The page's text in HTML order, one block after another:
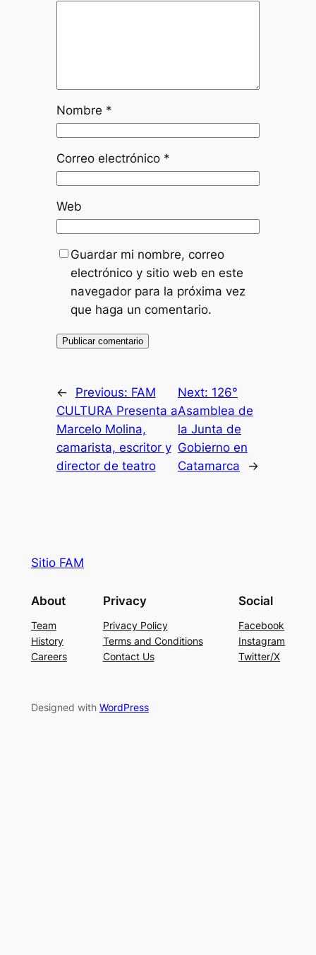
Nombre *
Correo electrónico *
Web
Guardar mi nombre, correo
electrónico y sitio web en este
navegador para la próxima vez
que haga un comentario.
← Previous: FAM
CULTURA Presenta a
Marcelo Molina,
camarista, escritor y
director de teatro
Next: 126°
Asamblea de
la Junta de
Gobierno en
Catamarca
→
Sitio FAM
About
Team
History
Careers
Privacy
Privacy Policy
Terms and Conditions
Contact Us
Social
Facebook
Instagram
Twitter/X
Designed with WordPress